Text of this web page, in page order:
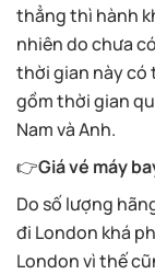
thẳng thì hành
nhiên do chưa
thời gian này có
gồm thời gian
Nam và Anh.
👉Giá vé máy
Do số lượng
đi London khá
London vì thế